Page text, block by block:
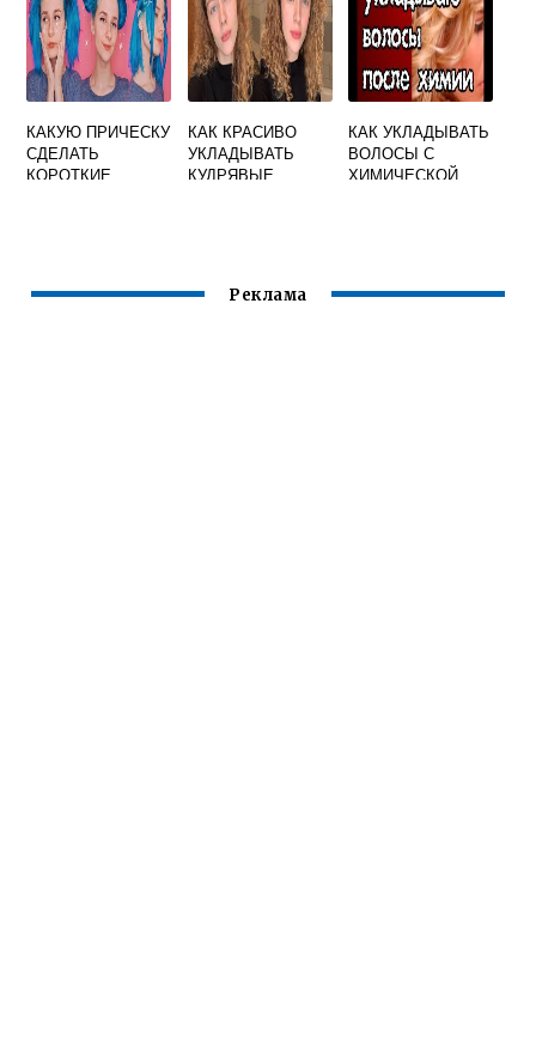
КАКУЮ ПРИЧЕСКУ
СДЕЛАТЬ
КОРОТКИЕ
КАК КРАСИВО
УКЛАДЫВАТЬ
КУДРЯВЫЕ
КАК УКЛАДЫВАТЬ
ВОЛОСЫ С
ХИМИЧЕСКОЙ
Реклама